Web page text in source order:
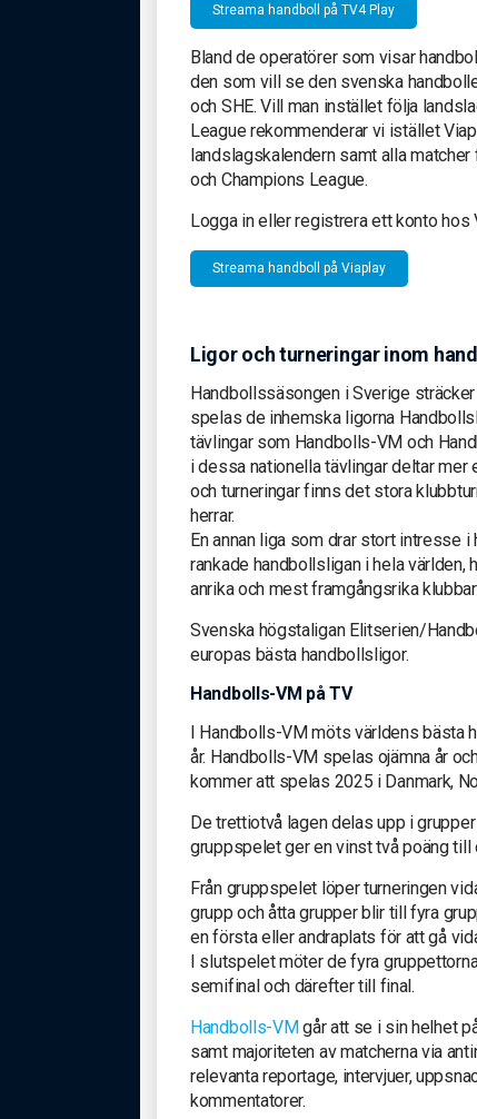
Streama handboll på TV4 Play
Bland de operatörer som visar
den som vill se den svenska
och SHE. Vill man instället följa
League rekommenderar vi istället
landslagskalendern samt alla
och Champions League.
Logga in eller registrera ett konto hos
Streama handboll på Viaplay
Ligor och turneringar inom
Handbollssäsongen i Sverige
spelas de inhemska ligorna
tävlingar som Handbolls-VM och
i dessa nationella tävlingar deltar
och turneringar finns det stora
herrar.
En annan liga som drar stort intresse
rankade handbollsligan i hela
anrika och mest framgångsrika
Svenska högstaligan Elitserien/
europas bästa handbollsligor.
Handbolls-VM på TV
I Handbolls-VM möts världens bästa
år. Handbolls-VM spelas ojämna år
kommer att spelas 2025 i Danmark,
De trettiotvå lagen delas upp i
gruppspelet ger en vinst två poäng till
Från gruppspelet löper turneringen
grupp och åtta grupper blir till fyra
en första eller andraplats för att gå
I slutspelet möter de fyra
semifinal och därefter till final.
Handbolls-VMgår att se i sin helhet
samt majoriteten av matcherna via
relevanta reportage, intervjuer,
kommentatorer.